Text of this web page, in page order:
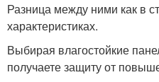
Разница между ними как в
характеристиках.
Выбирая влагостойкие
получаете защиту от